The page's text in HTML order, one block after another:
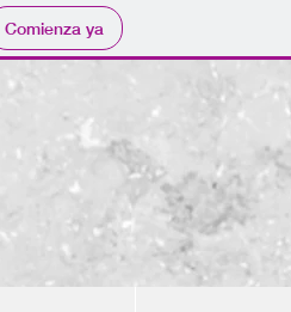
Comienza ya